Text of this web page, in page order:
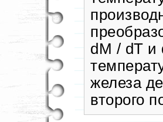
dM / dT и
железа
второго